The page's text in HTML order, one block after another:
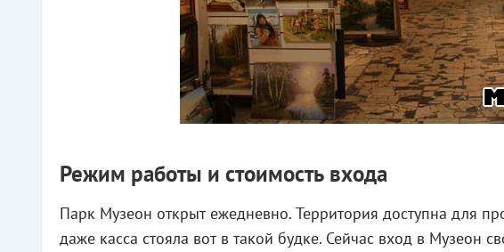
Режим работы и стоимость входа
Парк Музеон открыт ежедневно. Территория доступна для
даже касса стояла вот в такой будке. Сейчас вход в Музеон